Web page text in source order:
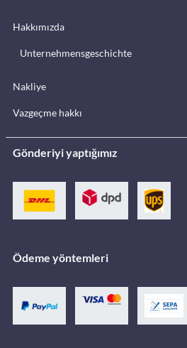
Hakkımızda
Unternehmensgeschichte
Nakliye
Vazgeçme hakkı
Gönderiyi yaptığımız
Ödeme yöntemleri